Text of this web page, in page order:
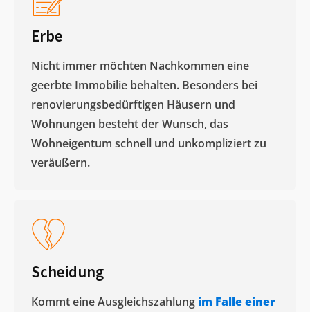
Erbe
Nicht immer möchten Nachkommen eine
geerbte Immobilie behalten. Besonders bei
renovierungsbedürftigen Häusern und
Wohnungen besteht der Wunsch, das
Wohneigentum schnell und unkompliziert zu
veräußern. ​
Scheidung
Kommt eine Ausgleichszahlung im Falle einer